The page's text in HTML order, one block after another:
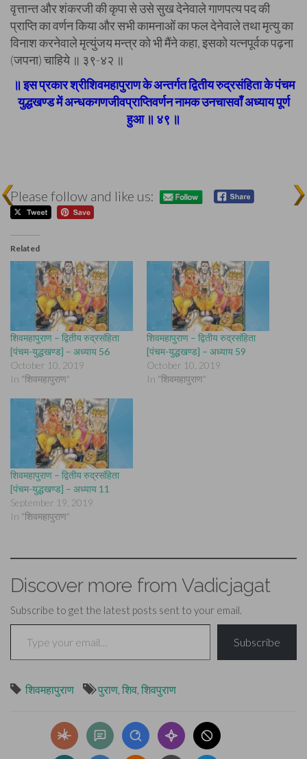
वृत्तान्त और शंकरजी की कृपा से उसे सुख देनेवाले गाणपत्य पद की
प्राप्ति का वर्णन किया और सभी कामनाओं का फल देनेवाले तथा मृत्यु का
विनाश करनेवाले मृत्युंजय मन्त्र को भी मैंने कहा, इसको यत्नपूर्वक पढ़ना
(जपना) चाहिये ॥ ३९-४२ ॥
॥ इस प्रकार श्रीशिवमहापुराण के अन्तर्गत द्वितीय रुद्रसंहिता के पंचम
युद्धखण्ड में अन्धकगणजीवप्राप्तिवर्णन नामक उनचासवाँ अध्याय पूर्ण
हुआ ॥ ४९ ॥
Please follow and like us:
Related
शिवमहापुराण – द्वितीय रुद्रसंहिता
[पंचम-युद्धखण्ड] – अध्याय 56
October 10, 2019
In "शिवमहापुराण"
शिवमहापुराण – द्वितीय रुद्रसंहिता
[पंचम-युद्धखण्ड] – अध्याय 59
October 10, 2019
In "शिवमहापुराण"
शिवमहापुराण – द्वितीय रुद्रसंहिता
[पंचम-युद्धखण्ड] – अध्याय 11
September 19, 2019
In "शिवमहापुराण"
Discover more from Vadicjagat
Subscribe to get the latest posts sent to your email.
Type your email…
Subscribe
शिवमहापुराण पुराण, शिव, शिवपुराण